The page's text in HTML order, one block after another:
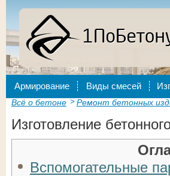
Армирование Виды смесей
Всё о бетоне Ремонт бетонных
Изготовление
Вспомогательные